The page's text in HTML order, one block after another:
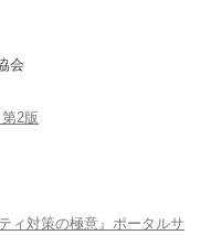
会
2版
ィ対策の極意』ポータルサ